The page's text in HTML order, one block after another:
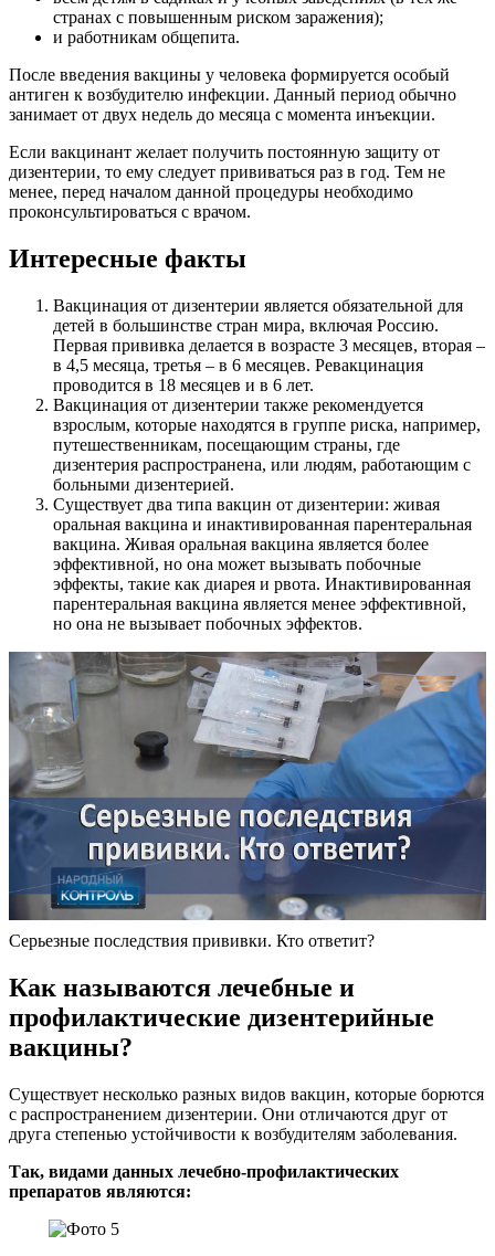
странах с повышенным риском заражения);
и работникам общепита.
После введения вакцины у человека формируется особый
антиген к возбудителю инфекции. Данный период обычно
занимает от двух недель до месяца с момента инъекции.
Если вакцинант желает получить постоянную защиту от
дизентерии, то ему следует прививаться раз в год. Тем не
менее, перед началом данной процедуры необходимо
проконсультироваться с врачом.
Интересные факты
Вакцинация от дизентерии является обязательной для
детей в большинстве стран мира, включая Россию.
Первая прививка делается в возрасте 3 месяцев, вторая –
в 4,5 месяца, третья – в 6 месяцев. Ревакцинация
проводится в 18 месяцев и в 6 лет.
Вакцинация от дизентерии также рекомендуется
взрослым, которые находятся в группе риска, например,
путешественникам, посещающим страны, где
дизентерия распространена, или людям, работающим с
больными дизентерией.
Существует два типа вакцин от дизентерии: живая
оральная вакцина и инактивированная парентеральная
вакцина. Живая оральная вакцина является более
эффективной, но она может вызывать побочные
эффекты, такие как диарея и рвота. Инактивированная
парентеральная вакцина является менее эффективной,
но она не вызывает побочных эффектов.
Серьезные последствия прививки. Кто ответит?
Как называются лечебные и
профилактические дизентерийные
вакцины?
Существует несколько разных видов вакцин, которые борются
с распространением дизентерии. Они отличаются друг от
друга степенью устойчивости к возбудителям заболевания.
Так, видами данных лечебно-профилактических
препаратов являются: